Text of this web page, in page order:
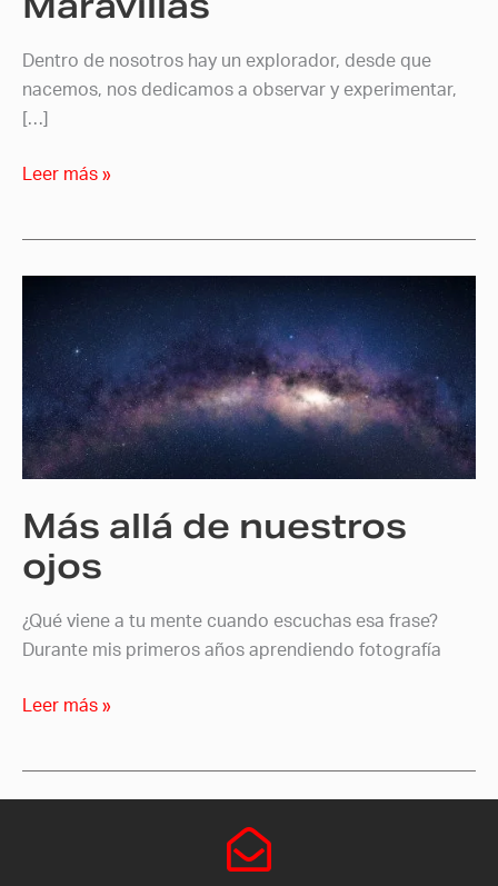
Dentro de nosotros hay un explorador, desde que
nacemos, nos dedicamos a observar y experimentar,
[…]
Leer más »
Más allá de nuestros
ojos
¿Qué viene a tu mente cuando escuchas esa frase?
Durante mis primeros años aprendiendo fotografía
nuestros
ojos
Leer más »